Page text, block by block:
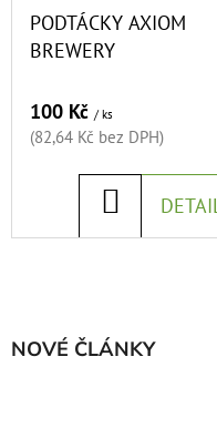
PODTÁCKY AXIOM
BREWERY
100 Kč / ks
(82,64 Kč bez DPH)
KOŠÍKU
DETAIL
NOVÉ ČLÁNKY